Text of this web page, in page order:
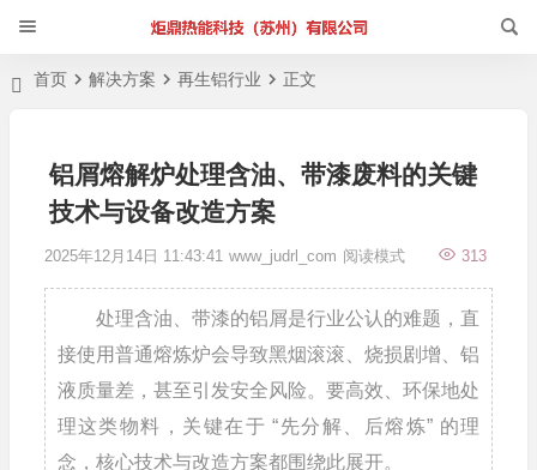
首页 解决方案 再生铝行业 正文
铝屑熔解炉处理含油、带漆废料的关键
技术与设备改造方案
2025年12月14日 11:43:41 www_judrl_com 313
阅读模式
处理含油、带漆的铝屑是行业公认的难题，直
接使用普通熔炼炉会导致黑烟滚滚、烧损剧增、铝
液质量差，甚至引发安全风险。要高效、环保地处
理这类物料，关键在于 “先分解、后熔炼” 的理
念，核心技术与改造方案都围绕此展开。